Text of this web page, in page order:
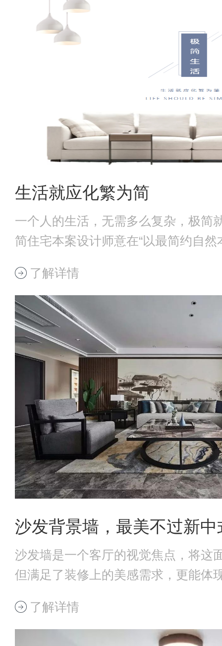
生活就应化繁为简
一个人的生活，无需多么复杂，极简
简住宅本案设计师意在“以最简约自
了解详情
沙发背景墙，最美不过新中
沙发墙是一个客厅的视觉焦点，将这
但满足了装修上的美感需求，更能体
了解详情